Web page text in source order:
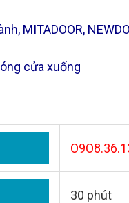
cửa xuống
30 phút